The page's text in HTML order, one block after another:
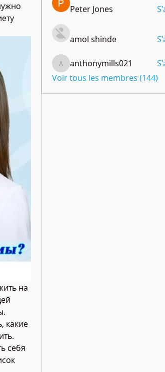
на
какие
себя
Peter Jones
amol shinde
anthonymills021
anthonymills021
Voir tous les membres (144)